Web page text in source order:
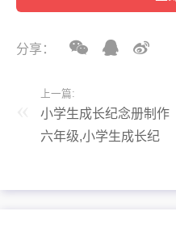
分享：
上一篇:
小学生成长纪念册制作
六年级,小学生成长纪